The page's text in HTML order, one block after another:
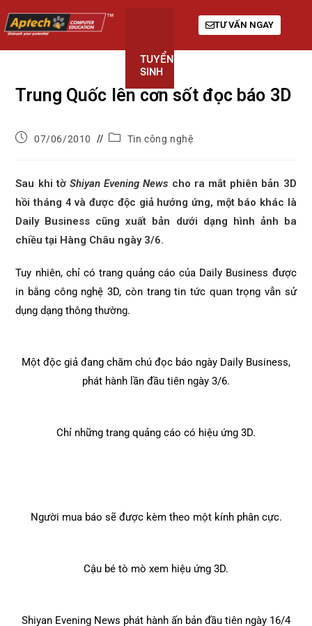
TUYỂN
SINH
TƯ VẤN NGAY
Trung Quốc lên cơn sốt đọc báo 3D
07/06/2010 Tin công nghệ
Sau khi tờShiyan Evening News cho ra mắt phiên bản 3D
hồi tháng 4 và được độc giả hướng ứng, một báo khác là
Daily Business cũng xuất bản dưới dạng hình ảnh ba
chiều tại Hàng Châu ngày 3/6.
Tuy nhiên, chỉ có trang quảng cáo của Daily Business được
in bằng công nghệ 3D, còn trang tin tức quan trọng vẫn sử
dụng dạng thông thường.
Một độc giả đang chăm chú đọc báo ngày Daily Business,
phát hành lần đầu tiên ngày 3/6.
Chỉ những trang quảng cáo có hiệu ứng 3D.
Người mua báo sẽ được kèm theo một kính phân cực.
Cậu bé tò mò xem hiệu ứng 3D.
Shiyan Evening News phát hành ấn bản đầu tiên ngày 16/4